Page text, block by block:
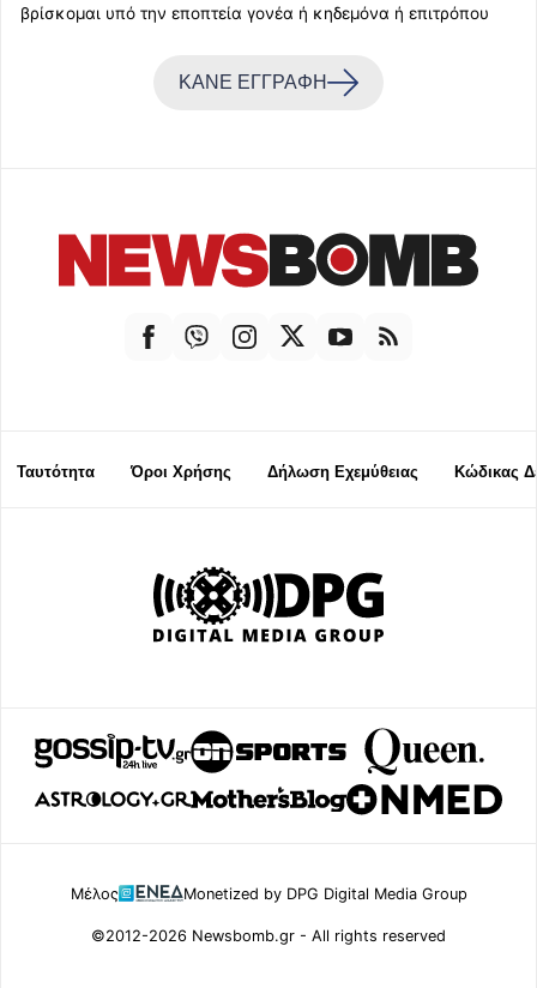
βρίσκομαι υπό την εποπτεία γονέα ή κηδεμόνα ή επιτρόπου
ΚΑΝΕ ΕΓΓΡΑΦΗ
Ταυτότητα Όροι Χρήσης Δήλωση Εχεμύθειας Κώδικας
Μέλος Monetized by DPG Digital Media Group
©2012-2026 Newsbomb.gr - All rights reserved